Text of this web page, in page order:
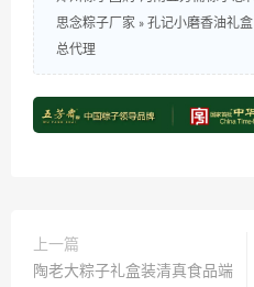
思念粽子厂家 » 孔记小磨香油礼
总代理
上一篇
陶老大粽子礼盒装清真食品端